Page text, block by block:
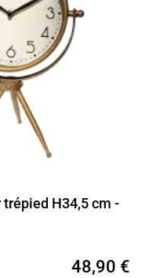
H34,5 cm -
48,90 €